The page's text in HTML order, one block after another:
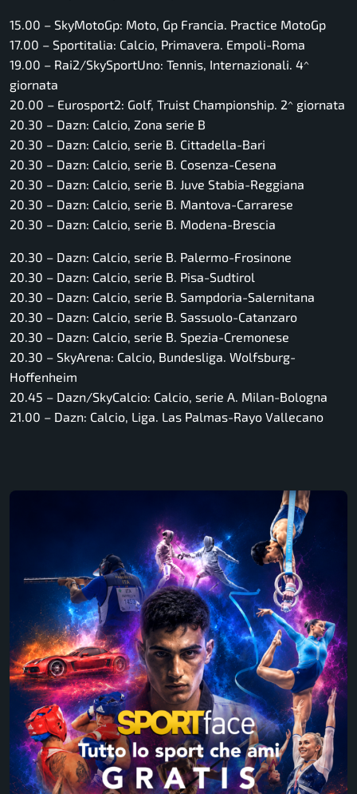
15.00 – SkyMotoGp: Moto, Gp Francia. Practice MotoGp
17.00 – Sportitalia: Calcio, Primavera. Empoli-Roma
19.00 – Rai2/SkySportUno: Tennis, Internazionali. 4^
giornata
20.00 – Eurosport2: Golf, Truist Championship. 2^ giornata
20.30 – Dazn: Calcio, Zona serie B
20.30 – Dazn: Calcio, serie B. Cittadella-Bari
20.30 – Dazn: Calcio, serie B. Cosenza-Cesena
20.30 – Dazn: Calcio, serie B. Juve Stabia-Reggiana
20.30 – Dazn: Calcio, serie B. Mantova-Carrarese
20.30 – Dazn: Calcio, serie B. Modena-Brescia
20.30 – Dazn: Calcio, serie B. Palermo-Frosinone
20.30 – Dazn: Calcio, serie B. Pisa-Sudtirol
20.30 – Dazn: Calcio, serie B. Sampdoria-Salernitana
20.30 – Dazn: Calcio, serie B. Sassuolo-Catanzaro
20.30 – Dazn: Calcio, serie B. Spezia-Cremonese
20.30 – SkyArena: Calcio, Bundesliga. Wolfsburg-
Hoffenheim
20.45 – Dazn/SkyCalcio: Calcio, serie A. Milan-Bologna
21.00 – Dazn: Calcio, Liga. Las Palmas-Rayo Vallecano